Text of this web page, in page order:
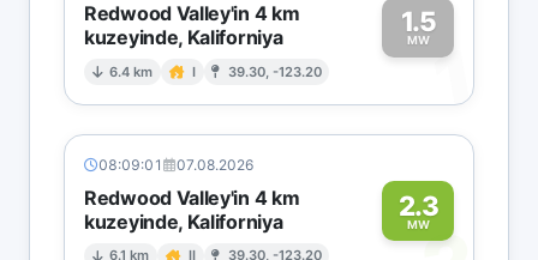
Redwood Valley'in 4 km
kuzeyinde, Kaliforniya
6.4 km I 39.30, -123.20
1.5
MW1
08:09:01 07.08.2026
Redwood Valley'in 4 km
kuzeyinde, Kaliforniya
6.1 km II 39.30, -123.20
2.3
MW